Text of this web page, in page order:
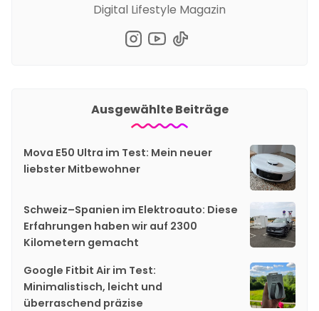
Digital Lifestyle Magazin
Ausgewählte Beiträge
Mova E50 Ultra im Test: Mein neuer
liebster Mitbewohner
Schweiz–Spanien im Elektroauto: Diese
Erfahrungen haben wir auf 2300
Kilometern gemacht
Google Fitbit Air im Test:
Minimalistisch, leicht und
überraschend präzise